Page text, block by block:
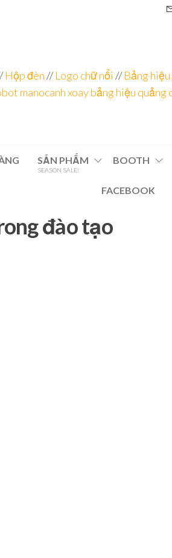
Hộp đèn//Logo chữ nổi //Bảng hiệu
manocanh xoay bảng hiệu quảng
SẢN PHẨM
SEASON SALE!
BOOTH
FACEBOOK
đào tạo